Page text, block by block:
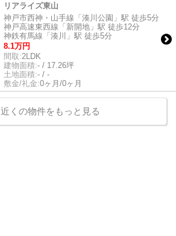
リアライズ東山
神戸市西神・山手線「湊川公園」駅 徒歩5分
神戸高速東西線「新開地」駅 徒歩12分
神鉄有馬線「湊川」駅 徒歩5分
8.1万円
間取:2LDK
建物面積:- / 17.26坪
土地面積:- / -
敷金/礼金:0ヶ月/0ヶ月
近くの物件をもっと見る